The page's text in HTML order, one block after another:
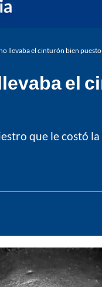
llevaba el cinturón bien
el
que le costó